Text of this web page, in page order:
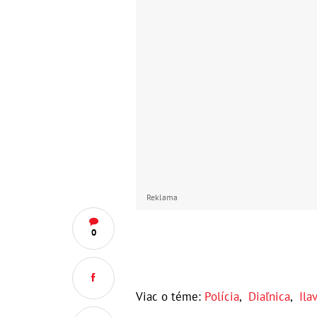
0
Reklama
Viac o téme: Polícia, Diaľnica,